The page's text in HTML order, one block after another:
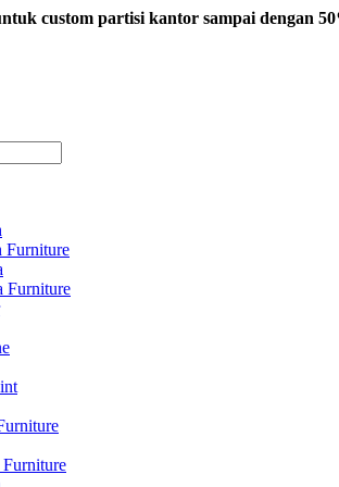
custom partisi kantor sampai dengan
Furniture
Furniture